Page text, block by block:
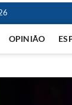
OPINIÃO